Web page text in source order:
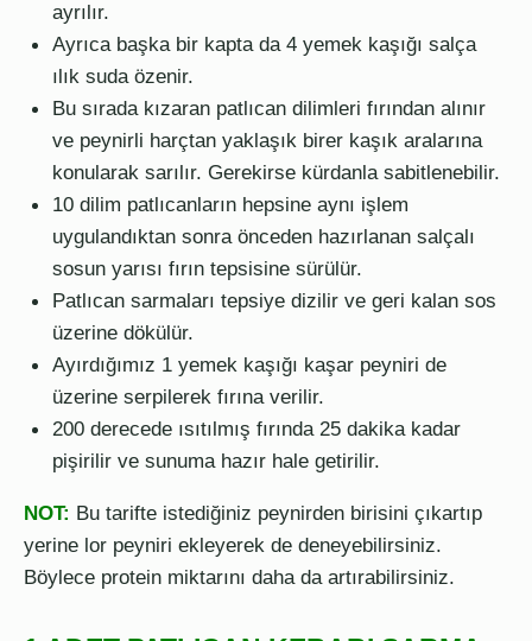
ayrılır.
Ayrıca başka bir kapta da 4 yemek kaşığı salça
ılık suda özenir.
Bu sırada kızaran patlıcan dilimleri fırından alınır
ve peynirli harçtan yaklaşık birer kaşık aralarına
konularak sarılır. Gerekirse kürdanla sabitlenebilir.
10 dilim patlıcanların hepsine aynı işlem
uygulandıktan sonra önceden hazırlanan salçalı
sosun yarısı fırın tepsisine sürülür.
Patlıcan sarmaları tepsiye dizilir ve geri kalan sos
üzerine dökülür.
Ayırdığımız 1 yemek kaşığı kaşar peyniri de
üzerine serpilerek fırına verilir.
200 derecede ısıtılmış fırında 25 dakika kadar
pişirilir ve sunuma hazır hale getirilir.
NOT: Bu tarifte istediğiniz peynirden birisini çıkartıp
yerine lor peyniri ekleyerek de deneyebilirsiniz.
Böylece protein miktarını daha da artırabilirsiniz.